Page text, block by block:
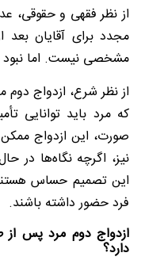
از نظر فقهی و حقوقی،
مجدد برای آقایان
مشخصی نیست. اما
از نظر شرع، ازدواج
که مرد باید توانایی
صورت، این ازدواج
نیز، اگرچه نگاه‌ها در
این تصمیم حساس
فرد حضور داشته باشند.
ازدواج دوم مرد پس از
دارد؟